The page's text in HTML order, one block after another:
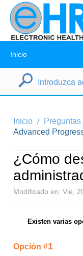
Inicio
Inicio
Advanced
¿Cómo
Modificado en: Vie,
Existen varias
Opción #1